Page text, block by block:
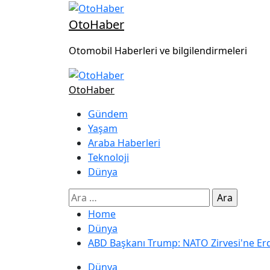
OtoHaber
Otomobil Haberleri ve bilgilendirmeleri
OtoHaber
Gündem
Yaşam
Araba Haberleri
Teknoloji
Dünya
Home
Dünya
ABD Başkanı Trump: NATO Zirvesi'ne
Dünya